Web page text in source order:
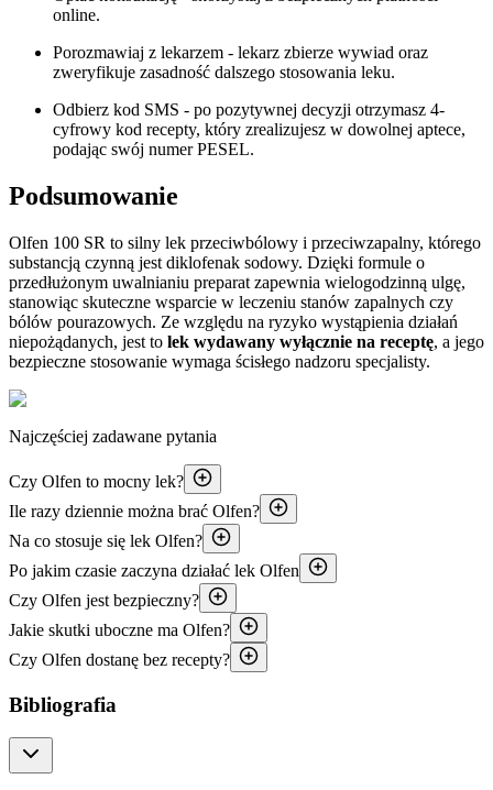
online.
Porozmawiaj z lekarzem - lekarz zbierze wywiad oraz
zweryfikuje zasadność dalszego stosowania leku.
Odbierz kod SMS - po pozytywnej decyzji otrzymasz 4-
cyfrowy kod recepty, który zrealizujesz w dowolnej aptece,
podając swój numer PESEL.
Podsumowanie
Olfen 100 SR to silny lek przeciwbólowy i przeciwzapalny, którego
substancją czynną jest diklofenak sodowy. Dzięki formule o
przedłużonym uwalnianiu preparat zapewnia wielogodzinną ulgę,
stanowiąc skuteczne wsparcie w leczeniu stanów zapalnych czy
bólów pourazowych. Ze względu na ryzyko wystąpienia działań
niepożądanych, jest to lek wydawany wyłącznie na receptę, a jego
bezpieczne stosowanie wymaga ścisłego nadzoru specjalisty.
Najczęściej zadawane pytania
Czy Olfen to mocny lek?
Ile razy dziennie można brać Olfen?
Na co stosuje się lek Olfen?
Po jakim czasie zaczyna działać lek Olfen
Czy Olfen jest bezpieczny?
Jakie skutki uboczne ma Olfen?
Czy Olfen dostanę bez recepty?
Bibliografia